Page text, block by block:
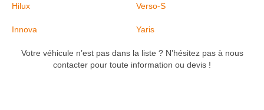
Hilux
Innova
Verso-S
Yaris
Votre véhicule n’est pas dans la liste ? N’hésitez pas à nous
contacter pour toute information ou devis !